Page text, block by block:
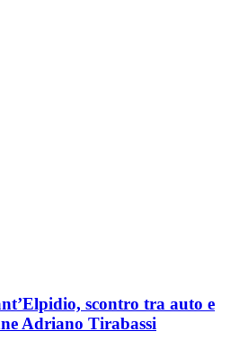
scontro tra auto e
Adriano Tirabassi